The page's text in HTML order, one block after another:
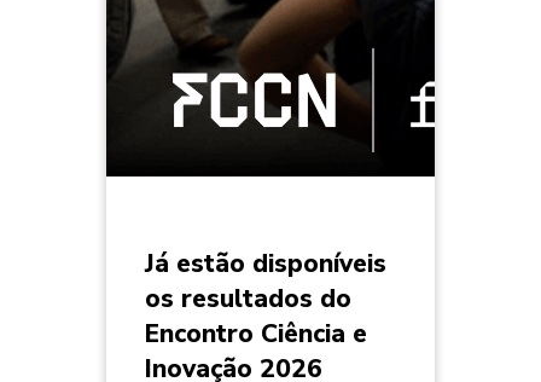
Já estão disponíveis
os resultados do
Encontro Ciência e
Inovação 2026